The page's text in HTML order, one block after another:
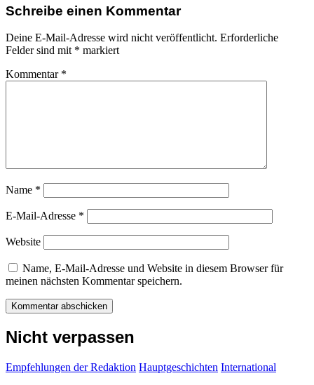
Schreibe einen Kommentar
Deine E-Mail-Adresse wird nicht veröffentlicht. Erforderliche
Felder sind mit * markiert
Kommentar *
Name *
E-Mail-Adresse *
Website
Name, E-Mail-Adresse und Website in diesem Browser für
meinen nächsten Kommentar speichern.
Nicht verpassen
Empfehlungen der Redaktion Hauptgeschichten International